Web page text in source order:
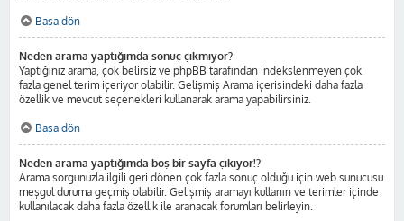
Başa dön
Neden arama yaptığımda sonuç çıkmıyor?
Yaptığınız arama, çok belirsiz ve phpBB tarafından indekslenmeyen çok
fazla genel terim içeriyor olabilir. Gelişmiş Arama içerisindeki daha fazla
özellik ve mevcut seçenekleri kullanarak arama yapabilirsiniz.
Başa dön
Neden arama yaptığımda boş bir sayfa çıkıyor!?
Arama sorgunuzla ilgili geri dönen çok fazla sonuç olduğu için web sunucusu
meşgul duruma geçmiş olabilir. Gelişmiş aramayı kullanın ve terimler içinde
kullanılacak daha fazla özellik ile aranacak forumları belirleyin.